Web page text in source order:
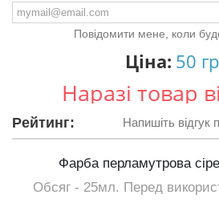
Повідомити мене, коли
Ціна: 50
Наразі товар
Рейтинг: Напишіть відгук
Фарба перламутрова
Обсяг - 25мл. Перед